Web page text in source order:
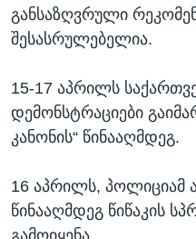
განსაზღვრული
შესასრულებელია.
15-17 აპრილს
დემონსტრაციები
კანონის“ წინააღმდეგ.
16 აპრილს, პოლიციამ
წინააღმდეგ წიწაკის
გამოიყენა.